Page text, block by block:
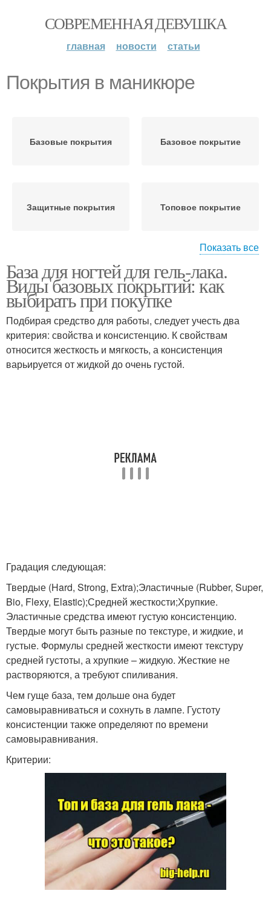
СОВРЕМЕННАЯ ДЕВУШКА
главная новости статьи
Покрытия в маникюре
Базовые покрытия Базовое покрытие
Защитные покрытия Топовое покрытие
индустрии
Покрытие для ногтей
Показать все
База для ногтей для гель-лака.
Виды базовых покрытий: как
выбирать при покупке
Подбирая средство для работы, следует учесть два
критерия: свойства и консистенцию. К свойствам
относится жесткость и мягкость, а консистенция
варьируется от жидкой до очень густой.
Градация следующая:
Твердые (Hard, Strong, Extra);Эластичные (Rubber, Super,
Bio, Flexy, Elastic);Средней жесткости;Хрупкие.
Эластичные средства имеют густую консистенцию.
Твердые могут быть разные по текстуре, и жидкие, и
густые. Формулы средней жесткости имеют текстуру
средней густоты, а хрупкие – жидкую. Жесткие не
растворяются, а требуют спиливания.
Чем гуще база, тем дольше она будет
самовыравниваться и сохнуть в лампе. Густоту
консистенции также определяют по времени
самовыравнивания.
Критерии: